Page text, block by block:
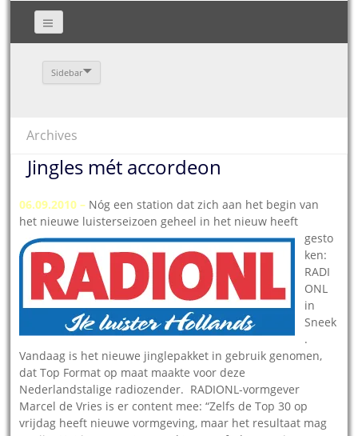
Sidebar
Archives
Jingles mét accordeon
06.09.2010 – Nóg een station dat zich aan het begin van
het nieuwe luisterseizoen geheel in het nieuw heeft
gesto
ken:
RADI
ONL
in
Sneek
.
Vandaag is het nieuwe jinglepakket in gebruik genomen,
dat Top Format op maat maakte voor deze
Nederlandstalige radiozender. RADIONL-vormgever
Marcel de Vries is er content mee: “Zelfs de Top 30 op
vrijdag heeft nieuwe vormgeving, maar het resultaat mag